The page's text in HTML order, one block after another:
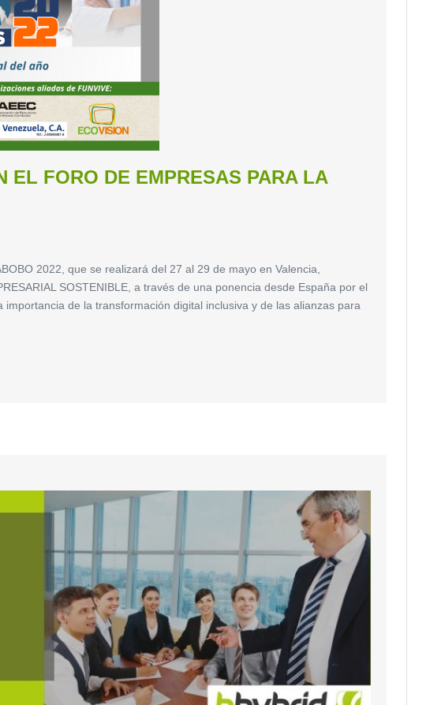
EL FORO DE EMPRESAS PARA LA
2022, que se realizará del 27 al 29 de mayo en Valencia,
SOSTENIBLE, a través de una ponencia desde España por el
de la transformación digital inclusiva y de las alianzas para